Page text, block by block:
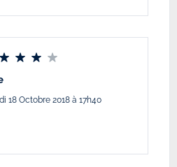
18 Octobre 2018 à 17h40